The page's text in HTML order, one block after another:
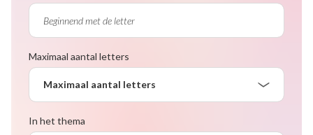
Maximaal aantal letters
Maximaal aantal letters
In het thema